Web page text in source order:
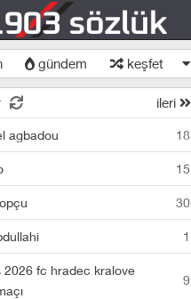
gündem keşfet
ileri
agbadou 18
15
30
1
2026 fc hradec kralove
9